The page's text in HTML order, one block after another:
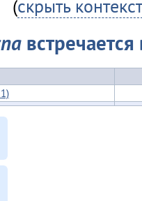
(скрыть контекст
встречается